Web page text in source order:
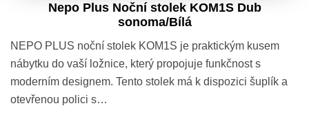
Nepo Plus Noční stolek KOM1S Dub
sonoma/Bílá
NEPO PLUS noční stolek KOM1S je praktickým kusem
nábytku do vaší ložnice, který propojuje funkčnost s
moderním designem. Tento stolek má k dispozici šuplík a
otevřenou polici s…